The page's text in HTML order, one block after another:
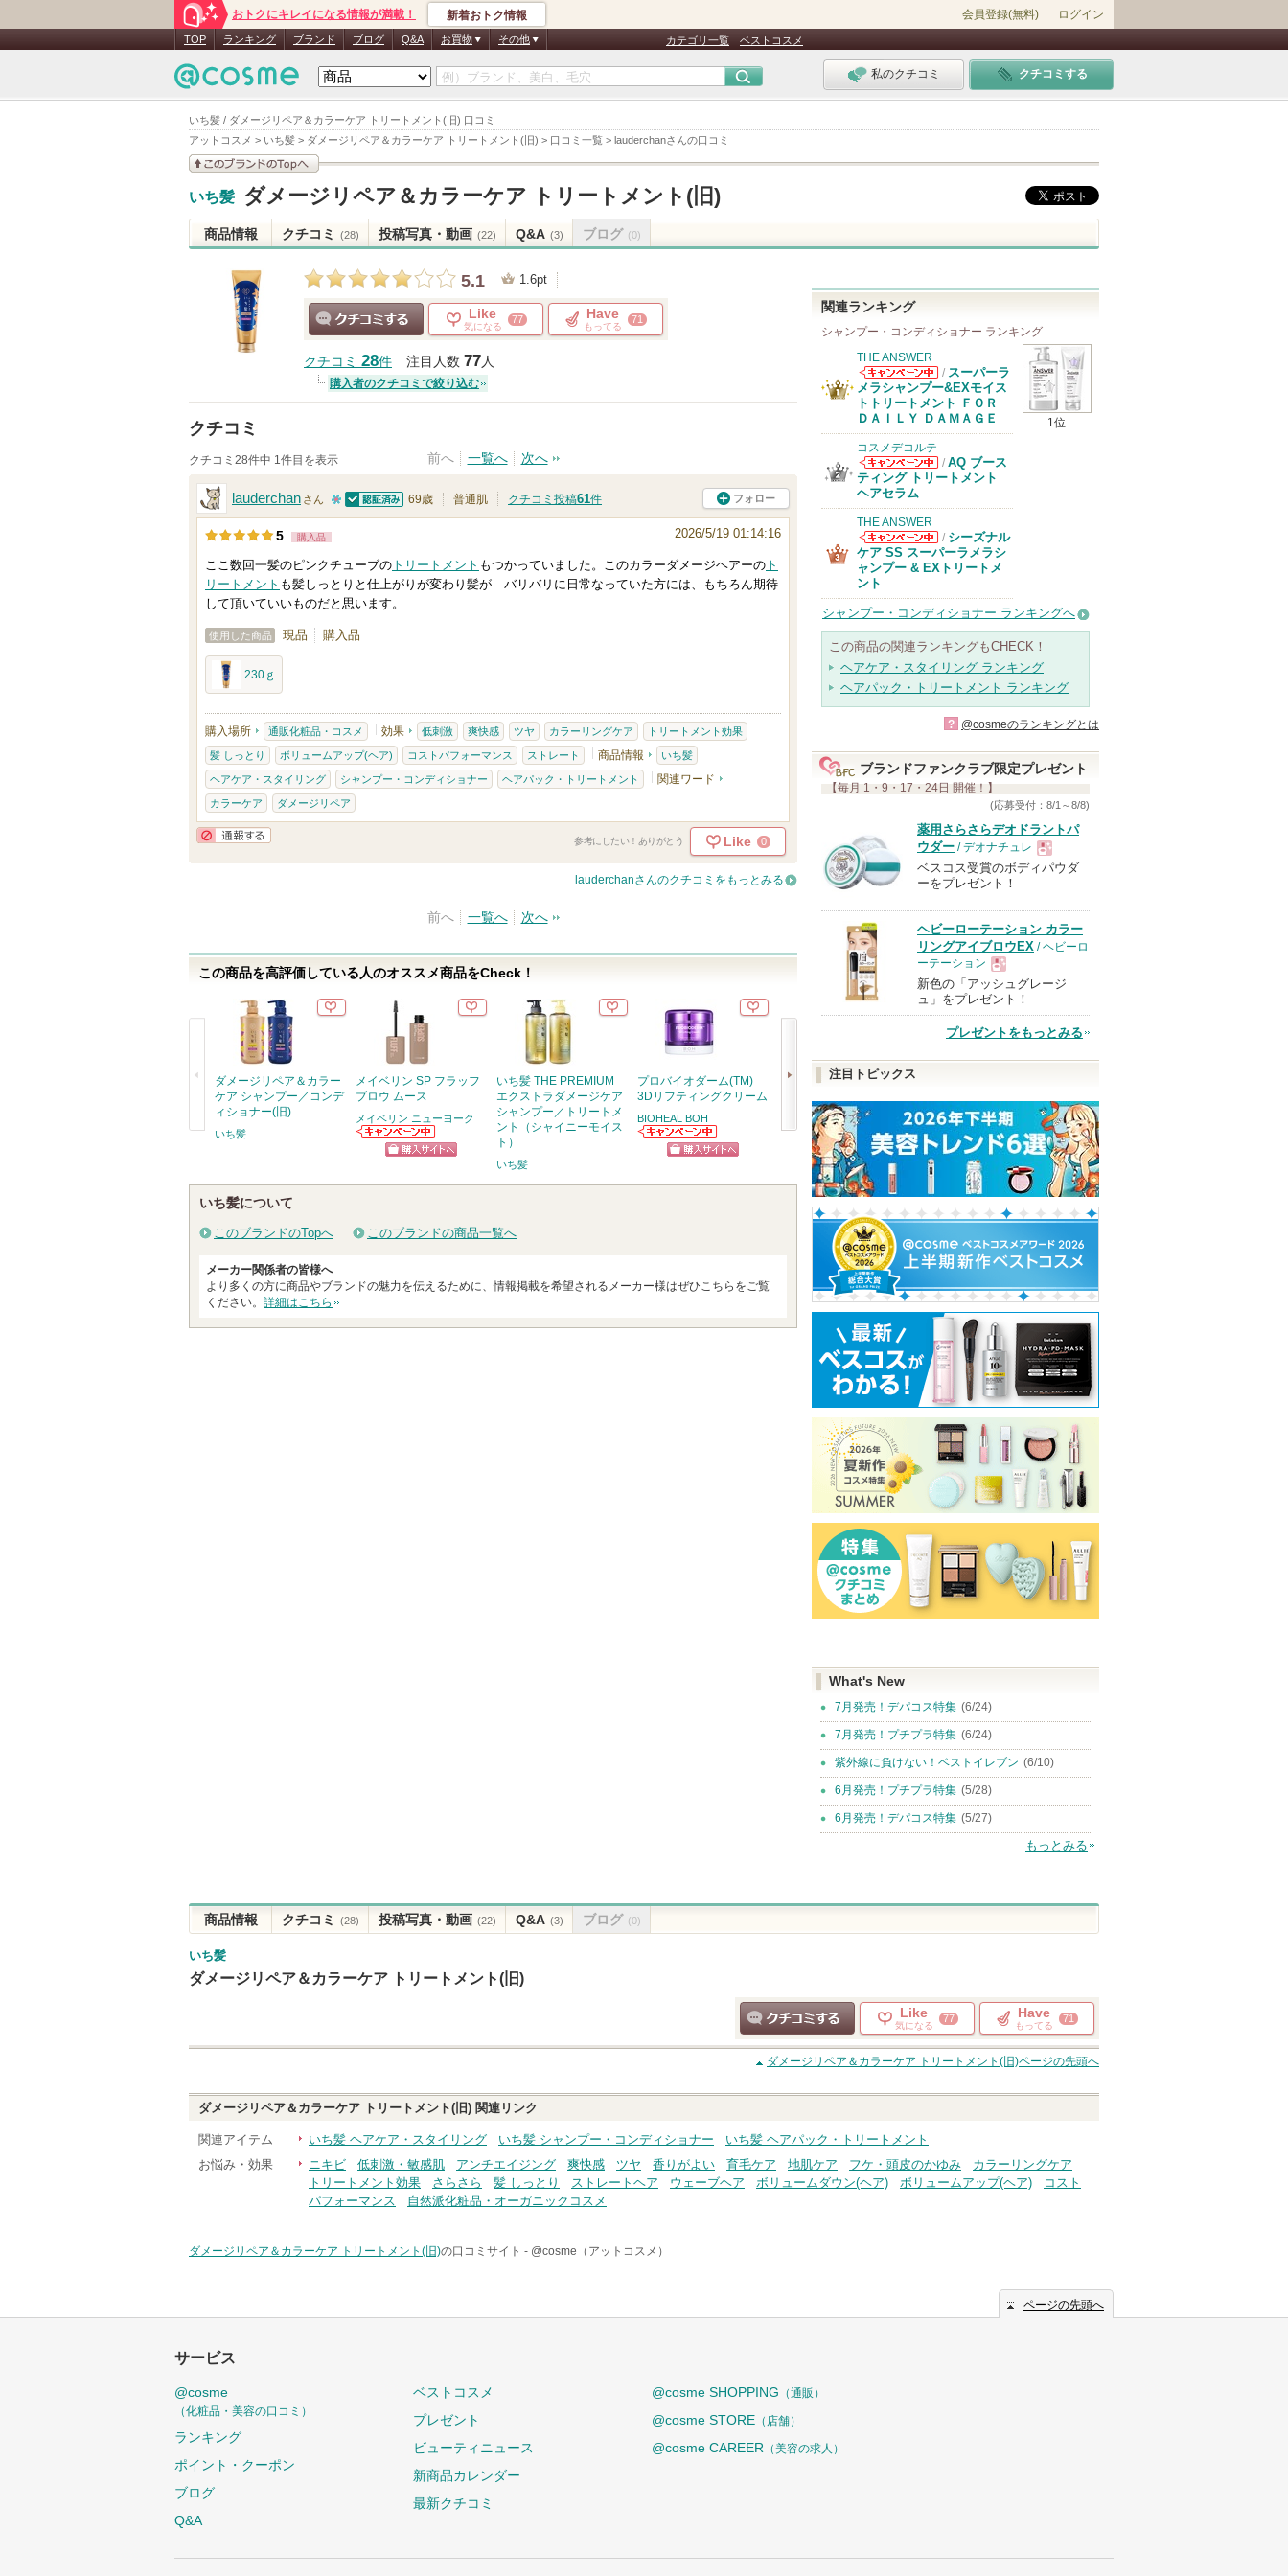
いち髪 / ダメージリペア＆カラーケア トリートメント(旧) 口コミ
アットコスメ > いち髪 > ダメージリペア＆カラーケア トリートメント(旧) > 口コミ一覧 > lauderchanさんの口コミ
おトクにキレイになる情報が満載！ 新着おトク情報 会員登録(無料) ログイン
TOP ランキング ブランド ブログ Q&A お買物 その他 カテゴリ一覧 ベストコスメ
私のクチコミ クチコミする
このブランドの情報を
見る
いち髪 ダメージリペア＆カラーケア トリートメント(旧)
商品情報 クチコミ (28) 投稿写真・動画 (22) Q&A (3) ブログ (0)
5.1 1.6pt
Like
気になる
77 Have
もってる
71
クチコミ 28件 注目人数 77人
購入者のクチコミで絞り込む
クチコミ
クチコミ28件中 1件目を表示 前へ 一覧へ 次へ
lauderchan さん
1
人
以
の
バ
ー
に
お
気
さ
て
す
認証済
69歳 普通肌 クチコミ投稿61件 フォロー
5 購入品 2026/5/19 01:14:16
ここ数回一髪のピンクチューブの トリートメント もつかっていました。このカラーダメージヘアーの ト
リートメント も髪しっとりと仕上がりが変わり髪が バリバリに日常なっていた方には、もちろん期待
して頂いていいものだと思います。
使用した商品 現品 購入品
230ｇ
購入場所 通販化粧品・コスメ 効果 低刺激 爽快感 ツヤ カラーリングケア トリートメント効果
髪 しっとり ボリュームアップ(ヘア) コストパフォーマンス ストレート 商品情報 いち髪
ヘアケア・スタイリング シャンプー・コンディショナー ヘアパック・トリートメント 関連ワード
カラーケア ダメージリペア
参考にしたい！ありがとう Like 0
lauderchanさんのクチコミをもっとみる
前へ 一覧へ 次へ
この商品を高評価している人のオススメ商品をCheck！
ダメージリペア＆カラー
ケア シャンプー／コンデ
ィショナー(旧)
いち髪
メイベリン SP フラッフ
ブロウ ムース
メイベリン ニューヨーク
メイベリン ニュ
ーヨークからの
ます
いち髪 THE PREMIUM
エクストラダメージケア
シャンプー／トリートメ
ント（シャイニーモイス
ト）
いち髪
プロバイオダーム(TM)
3Dリフティングクリーム
BIOHEAL BOH
BIOHEAL BOH
からのお知らせ
ハイパーリフトマスカラ
D-UP(ディーアップ)
D-UP(ディーア
ップ)からのお知
らせがあります
ショッピン
グサイトへ
SHISEIDO
SHISEIDOから
のお知らせがあ
ります
ショッピン
グサイトへ
ランコム
ショッピン
グサイトへ
いち髪について
このブランドのTopへ このブランドの商品一覧へ
メーカー関係者の皆様へ
より多くの方に商品やブランドの魅力を伝えるために、情報掲載を希望されるメーカー様はぜひこちらをご覧
ください。 詳細はこちら
関連ランキング
シャンプー・コンディショナー ランキング
1位
THE ANSWER
THE ANSWER
からのお知らせ
があります
/ スーパーラ
メラシャンプー&EXモイス
トトリートメント ＦＯＲ
ＤＡＩＬＹ ＤＡＭＡＧＥ
コスメデコルテ
コスメデコルテ
からのお知らせ
/ AQ ブース
ティング トリートメント
ヘアセラム
THE ANSWER
THE ANSWER
からのお知らせ
があります
/ シーズナル
ケア SS スーパーラメラシ
ャンプー & EXトリートメ
ント
シャンプー・コンディショナー ランキングへ
この商品の関連ランキングもCHECK！
ヘアケア・スタイリング ランキング
ヘアパック・トリートメント ランキング
? @cosmeのランキングとは
ブランドファンクラブ限定プレゼント
【毎月 1・9・17・24日 開催！】
(応募受付：8/1～8/8)
薬用さらさらデオドラントパ
ウダー / デオナチュレ
現
品
ベスコス受賞のボディパウダ
ーをプレゼント！
ヘビーローテーション カラー
リングアイブロウEX / ヘビーロ
ーテーション
現
品
新色の「アッシュグレージ
ュ」をプレゼント！
プレゼントをもっとみる
注目トピックス
What's New
7月発売！デパコス特集 (6/24)
7月発売！プチプラ特集 (6/24)
紫外線に負けない！ベストイレブン (6/10)
6月発売！プチプラ特集 (5/28)
6月発売！デパコス特集 (5/27)
もっとみる
商品情報 クチコミ (28) 投稿写真・動画 (22) Q&A (3) ブログ (0)
いち髪
ダメージリペア＆カラーケア トリートメント(旧)
クチコミする
Like
気になる
77 Have
もってる
71
ダメージリペア＆カラーケア トリートメント(旧)ページの先頭へ
ダメージリペア＆カラーケア トリートメント(旧) 関連リンク
関連アイテム いち髪 ヘアケア・スタイリング いち髪 シャンプー・コンディショナー
いち髪 ヘアパック・トリートメント
お悩み・効果
ニキビ 低刺激・敏感肌 アンチエイジング 爽快感 ツヤ 香りがよい 育毛ケア 地肌ケア フケ・頭皮のかゆみ
カラーリングケア
トリートメント効果
さらさら 髪 しっとり ストレートヘア ウェーブヘア ボリュームダウン(ヘア) ボリュームアップ(ヘア)
コスト
パフォーマンス
自然派化粧品・オーガニックコスメ
ダメージリペア＆カラーケア トリートメント(旧)の口コミサイト - @cosme（アットコスメ）
ページの先頭へ
サービス
@cosme
（化粧品・美容の口コミ）
ランキング
ポイント・クーポン
ブログ
Q&A
ベストコスメ
プレゼント
ビューティニュース
新商品カレンダー
最新クチコミ
@cosme SHOPPING （通販）
@cosme STORE （店舗）
@cosme CAREER （美容の求人）